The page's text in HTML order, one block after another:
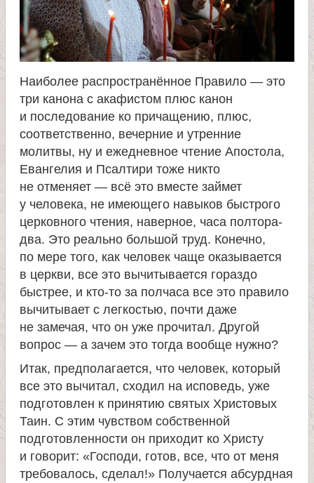
Наиболее распространённое Правило — это
три канона с акафистом плюс канон
и последование ко причащению, плюс,
соответственно, вечерние и утренние
молитвы, ну и ежедневное чтение Апостола,
Евангелия и Псалтири тоже никто
не отменяет — всё это вместе займет
у человека, не имеющего навыков быстрого
церковного чтения, наверное, часа полтора-
два. Это реально большой труд. Конечно,
по мере того, как человек чаще оказывается
в церкви, все это вычитывается гораздо
быстрее, и кто-то за полчаса все это правило
вычитывает с легкостью, почти даже
не замечая, что он уже прочитал. Другой
вопрос — а зачем это тогда вообще нужно?
Итак, предполагается, что человек, который
все это вычитал, сходил на исповедь, уже
подготовлен к принятию святых Христовых
Таин. С этим чувством собственной
подготовленности он приходит ко Христу
и говорит: «Господи, готов, все, что от меня
требовалось, сделал!» Получается абсурдная